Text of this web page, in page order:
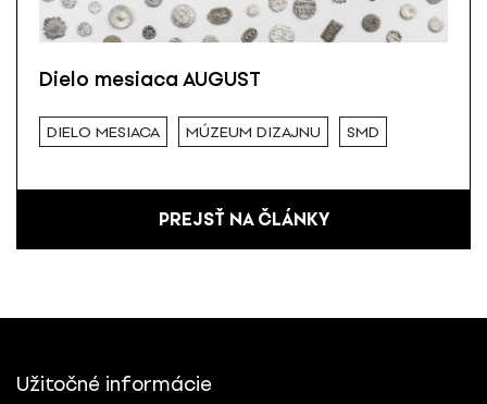
Dielo mesiaca AUGUST
DIELO MESIACA MÚZEUM DIZAJNU SMD
PREJSŤ NA ČLÁNKY
Užitočné informácie